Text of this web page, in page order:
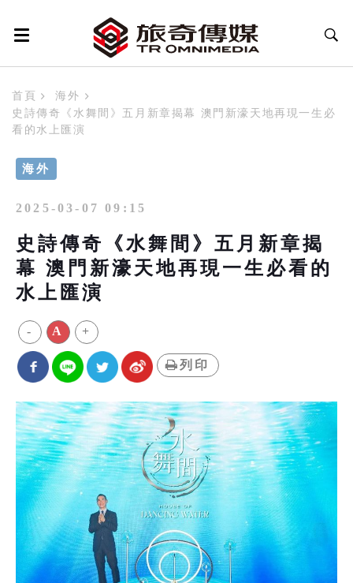
首頁
海外
史詩傳奇《水舞間》五月新章揭幕 澳門新濠天地再現一生必
看的水上匯演
海外
2025-03-07 09:15
史詩傳奇《水舞間》五月新章揭
幕 澳門新濠天地再現一生必看的
水上匯演
- A +
列印